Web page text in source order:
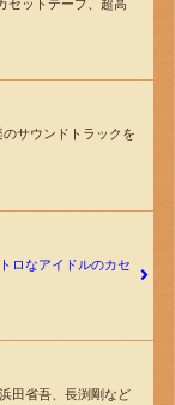
セットテープ、超高
サウンドトラックを
ロなアイドルのカセ
田省吾、長渕剛など